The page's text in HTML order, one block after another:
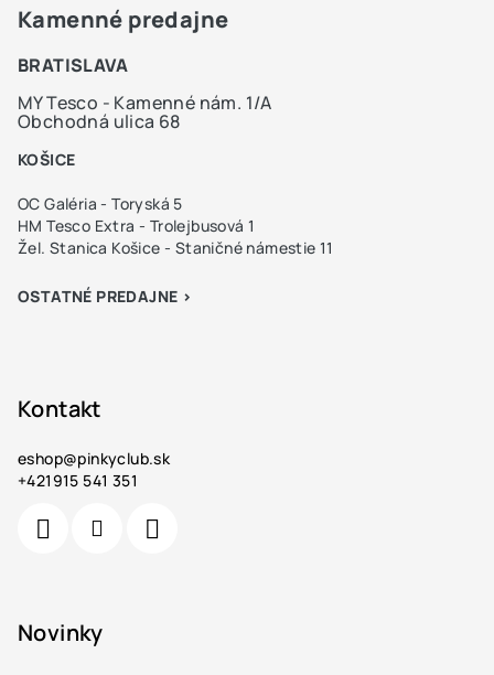
Kamenné predajne
BRATISLAVA
MY Tesco - Kamenné nám. 1/A
Obchodná ulica 68
KOŠICE
OC Galéria - Toryská 5
HM Tesco Extra - Trolejbusová 1
Žel. Stanica Košice - Staničné námestie 11
OSTATNÉ PREDAJNE >
Kontakt
eshop@pinkyclub.sk
+421915 541 351
Novinky